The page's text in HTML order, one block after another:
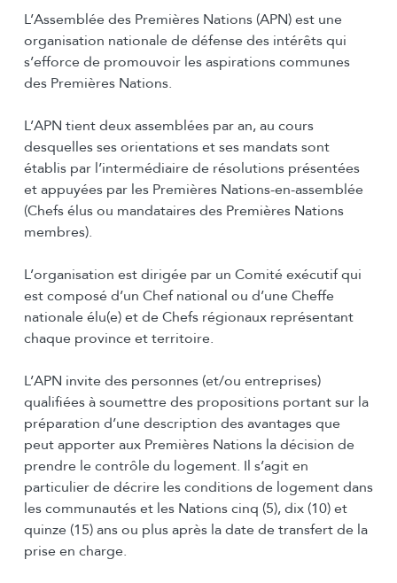
L’Assemblée des Premières Nations (APN) est une
organisation nationale de défense des intérêts qui
s’efforce de promouvoir les aspirations communes
des Premières Nations.
L’APN tient deux assemblées par an, au cours
desquelles ses orientations et ses mandats sont
établis par l’intermédiaire de résolutions présentées
et appuyées par les Premières Nations-en-assemblée
(Chefs élus ou mandataires des Premières Nations
membres).
L’organisation est dirigée par un Comité exécutif qui
est composé d’un Chef national ou d’une Cheffe
nationale élu(e) et de Chefs régionaux représentant
chaque province et territoire.
L’APN invite des personnes (et/ou entreprises)
qualifiées à soumettre des propositions portant sur la
préparation d’une description des avantages que
peut apporter aux Premières Nations la décision de
prendre le contrôle du logement. Il s’agit en
particulier de décrire les conditions de logement dans
les communautés et les Nations cinq (5), dix (10) et
quinze (15) ans ou plus après la date de transfert de la
prise en charge.